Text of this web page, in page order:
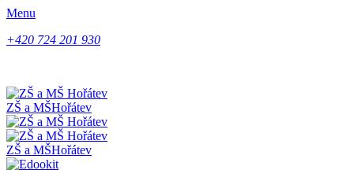
Menu
+420 724 201 930
ZŠ a MŠHořátev
ZŠ a MŠHořátev